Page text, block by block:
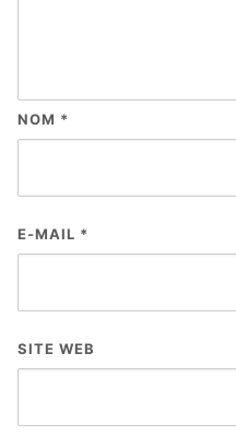
NOM *
E-MAIL *
SITE WEB